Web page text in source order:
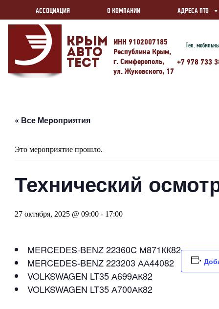
АССОЦИАЦИЯ О КОМПАНИИ АДРЕСА ПТО
Крым
Авто
Тест
ИНН 9102007185
Республика Крым,
г. Симферополь,
ул. Жуковского, 17
Тел.
+7 978 733
« Все Мероприятия
Это мероприятие прошло.
Технический
27 октября, 2025 @ 09:00 - 17:00
MERCEDES-BENZ 22360C М871КК82
MERCEDES-BENZ 223203 АА44082
VOLKSWAGEN LT35 А699АК82
VOLKSWAGEN LT35 А700АК82